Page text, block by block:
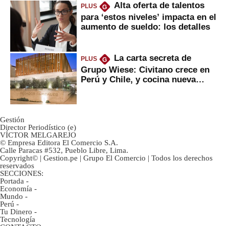
PLUS G
Alta oferta de talentos
para ‘estos niveles’ impacta en el
aumento de sueldo: los detalles
PLUS G
La carta secreta de
Grupo Wiese: Civitano crece en
Perú y Chile, y cocina nueva
Gestión
Director Periodístico (e)
VÍCTOR MELGAREJO
© Empresa Editora El Comercio S.A.
Calle Paracas #532, Pueblo Libre, Lima.
Copyright© | Gestion.pe | Grupo El Comercio | Todos los derechos
reservados
SECCIONES:
Portada -
Economía -
Mundo -
Perú -
Tu Dinero -
Tecnología